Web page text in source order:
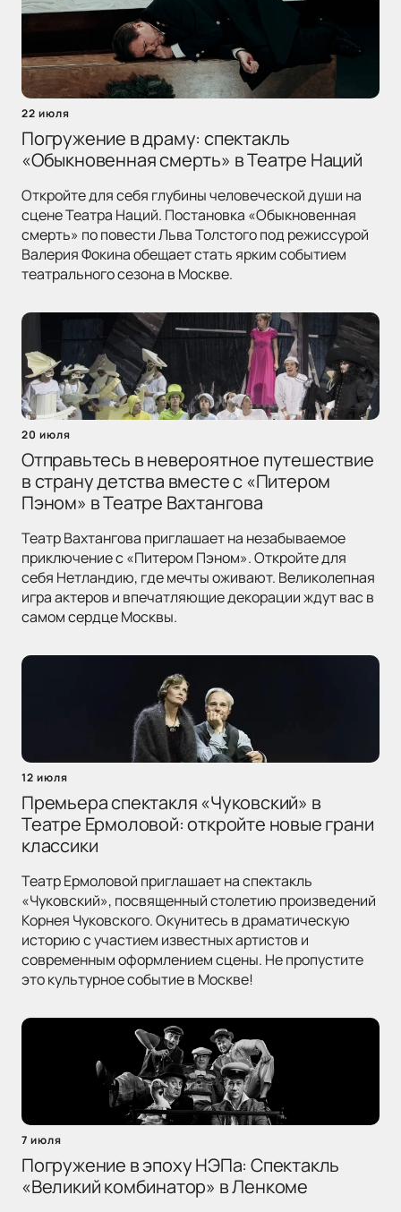
22 июля
Погружение в драму: спектакль
«Обыкновенная смерть» в Театре Наций
Откройте для себя глубины человеческой души на
сцене Театра Наций. Постановка «Обыкновенная
смерть» по повести Льва Толстого под режиссурой
Валерия Фокина обещает стать ярким событием
театрального сезона в Москве.
20 июля
Отправьтесь в невероятное путешествие
в страну детства вместе с «Питером
Пэном» в Театре Вахтангова
Театр Вахтангова приглашает на незабываемое
приключение с «Питером Пэном». Откройте для
себя Нетландию, где мечты оживают. Великолепная
игра актеров и впечатляющие декорации ждут вас в
самом сердце Москвы.
12 июля
Премьера спектакля «Чуковский» в
Театре Ермоловой: откройте новые грани
классики
Театр Ермоловой приглашает на спектакль
«Чуковский», посвященный столетию произведений
Корнея Чуковского. Окунитесь в драматическую
историю с участием известных артистов и
современным оформлением сцены. Не пропустите
это культурное событие в Москве!
7 июля
Погружение в эпоху НЭПа: Спектакль
«Великий комбинатор» в Ленкоме